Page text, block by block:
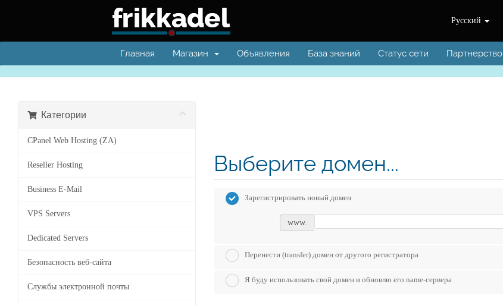
Русский
Главная Магазин Объявления База знаний Статус сети Партнерство
Категории
CPanel Web Hosting (ZA)
Reseller Hosting
Business E-Mail
VPS Servers
Dedicated Servers
Безопасность веб-сайта
Службы электронной почты
Выберите домен...
Зарегистрировать новый домен
www.
Перенести (transfer) домен от другого регистратора
Я буду использовать свой домен и обновлю его name-сервера